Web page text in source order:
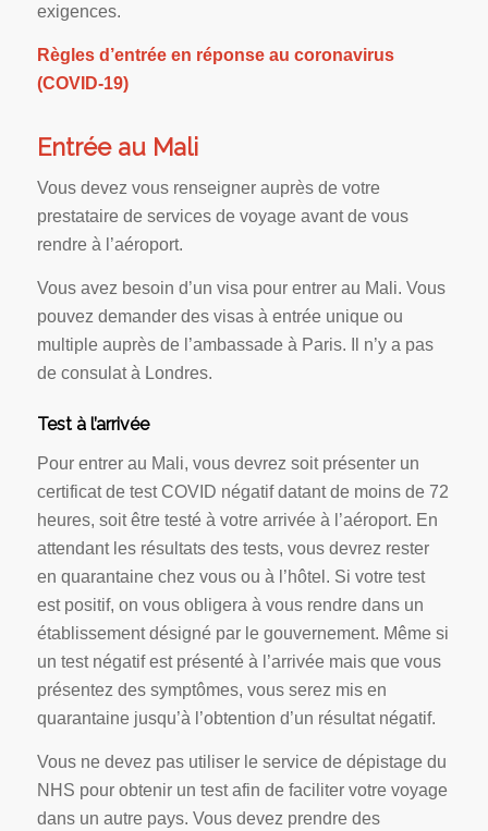
exigences.
Règles d’entrée en réponse au coronavirus
(COVID-19)
Entrée au Mali
Vous devez vous renseigner auprès de votre
prestataire de services de voyage avant de vous
rendre à l’aéroport.
Vous avez besoin d’un visa pour entrer au Mali. Vous
pouvez demander des visas à entrée unique ou
multiple auprès de l’ambassade à Paris. Il n’y a pas
de consulat à Londres.
Test à l’arrivée
Pour entrer au Mali, vous devrez soit présenter un
certificat de test COVID négatif datant de moins de 72
heures, soit être testé à votre arrivée à l’aéroport. En
attendant les résultats des tests, vous devrez rester
en quarantaine chez vous ou à l’hôtel. Si votre test
est positif, on vous obligera à vous rendre dans un
établissement désigné par le gouvernement. Même si
un test négatif est présenté à l’arrivée mais que vous
présentez des symptômes, vous serez mis en
quarantaine jusqu’à l’obtention d’un résultat négatif.
Vous ne devez pas utiliser le service de dépistage du
NHS pour obtenir un test afin de faciliter votre voyage
dans un autre pays. Vous devez prendre des